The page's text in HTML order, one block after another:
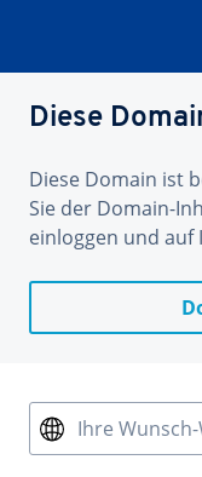
Diese
Diese Domain ist
Sie der Domain-
einloggen und auf
Ihre